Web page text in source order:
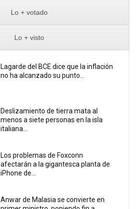
Lo + votado
Lo + visto
Lagarde del BCE dice que la inflación
no ha alcanzado su punto...
Deslizamiento de tierra mata al
menos a siete personas en la isla
italiana...
Los problemas de Foxconn
afectarán a la gigantesca planta de
iPhone de...
Anwar de Malasia se convierte en